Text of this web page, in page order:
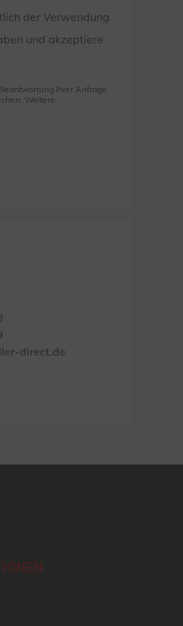
der Verwendung
und akzeptiere
Ihrer Anfrage
Weitere
direct.de